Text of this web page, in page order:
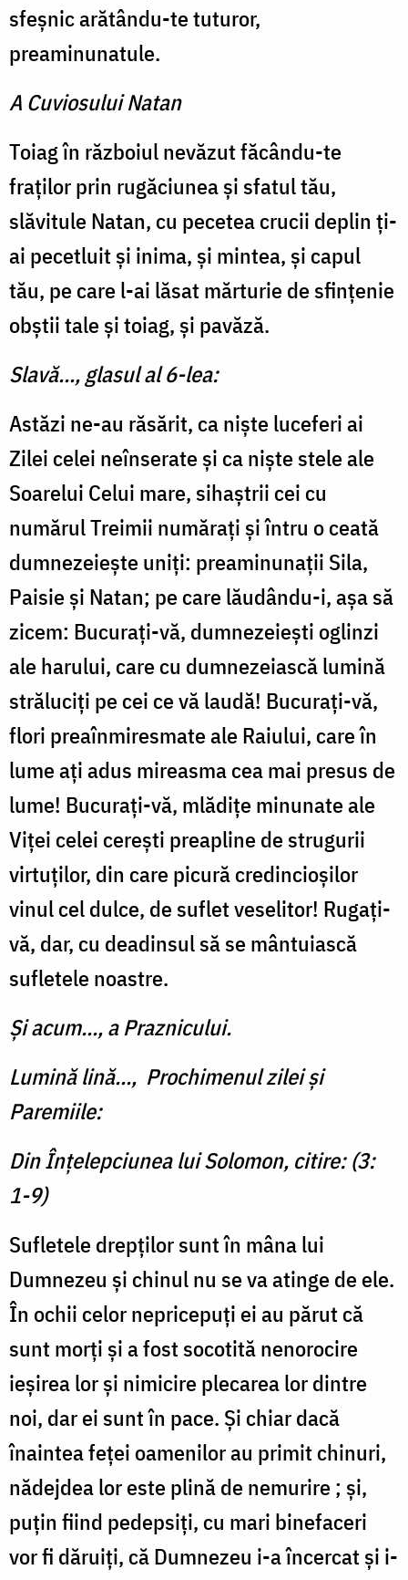
sfeșnic arătându-te tuturor,
preaminunatule.
A Cuviosului Natan
Toiag în războiul nevăzut făcându-te
fraților prin rugăciunea și sfatul tău,
slăvitule Natan, cu pecetea crucii deplin ți-
ai pecetluit și inima, și mintea, și capul
tău, pe care l-ai lăsat mărturie de sfințenie
obștii tale și toiag, și pavăză.
Slavă..., glasul al 6-lea:
Astăzi ne-au răsărit, ca niște luceferi ai
Zilei celei neînserate și ca niște stele ale
Soarelui Celui mare, sihaștrii cei cu
numărul Treimii numărați și întru o ceată
dumnezeiește uniți: preaminunații Sila,
Paisie și Natan; pe care lăudându-i, așa să
zicem: Bucurați-vă, dumnezeiești oglinzi
ale harului, care cu dumnezeiască lumină
străluciți pe cei ce vă laudă! Bucurați-vă,
flori preaînmiresmate ale Raiului, care în
lume ați adus mireasma cea mai presus de
lume! Bucurați-vă, mlădițe minunate ale
Viței celei cerești preapline de strugurii
virtuților, din care picură credincioșilor
vinul cel dulce, de suflet veselitor! Rugați-
vă, dar, cu deadinsul să se mântuiască
sufletele noastre.
Şi acum..., a Praznicului.
Lumină lină..., Prochimenul zilei şi
Paremiile:
Din Înțelepciunea lui Solomon, citire: (3:
1-9)
Sufletele drepților sunt în mâna lui
Dumnezeu și chinul nu se va atinge de ele.
În ochii celor nepricepuți ei au părut că
sunt morți și a fost socotită nenorocire
ieșirea lor și nimicire plecarea lor dintre
noi, dar ei sunt în pace. Și chiar dacă
înaintea feței oamenilor au primit chinuri,
nădejdea lor este plină de nemurire ; și,
puțin fiind pedepsiți, cu mari binefaceri
vor fi dăruiți, că Dumnezeu i-a încercat și i-